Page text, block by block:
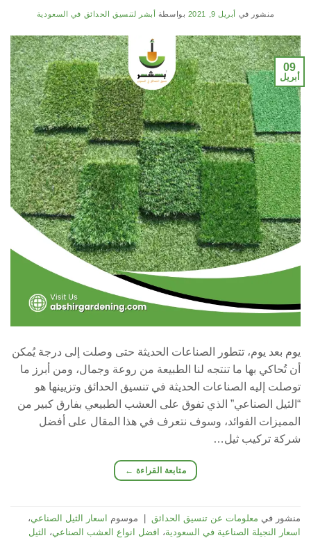
منشور في أبريل 9, 2021 بواسطة أبشر لتنسيق الحدائق في السعودية
09
أبريل
يوم بعد يوم، تتطور الصناعات الحديثة حتى وصلت إلى درجة يُمكن
أن تُحاكي بها ما تنتجه لنا الطبيعة من روعة وجمال، ومن أبرز ما
توصلت إليه الصناعات الحديثة في تنسيق الحدائق وتزيينها هو
“الثيل الصناعي” الذي تفوق على العشب الطبيعي بفارق كبير من
المميزات الفوائد، وسوف نتعرف في هذا المقال على أفضل
شركة تركيب ثيل…
متابعة القراءة ←
منشور في معلومات عن تنسيق الحدائق موسوم اسعار الثيل الصناعي،
اسعار النجيلة الصناعية في السعودية، افضل انواع العشب الصناعي،
الثيل